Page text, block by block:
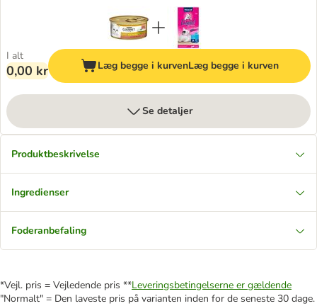
I alt
0,00 kr Læg begge i kurvenLæg begge i kurven
Se detaljer
Produktbeskrivelse
Ingredienser
Foderanbefaling
*Vejl. pris = Vejledende pris **Leveringsbetingelserne er gældende
"Normalt" = Den laveste pris på varianten inden for de seneste 30 dage.